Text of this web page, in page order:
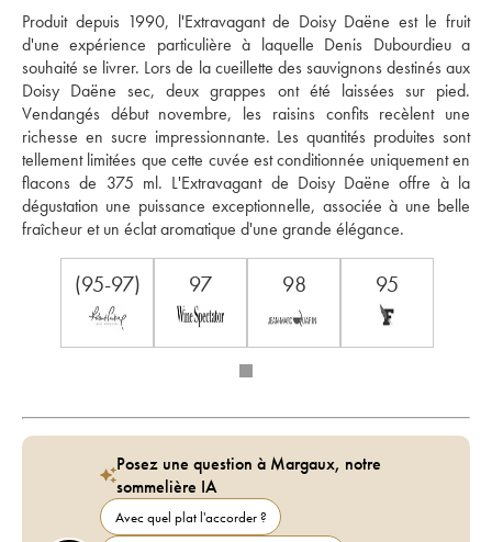
Produit depuis 1990, l'Extravagant de Doisy Daëne est le fruit
d'une expérience particulière à laquelle Denis Dubourdieu a
souhaité se livrer. Lors de la cueillette des sauvignons destinés aux
Doisy Daëne sec, deux grappes ont été laissées sur pied.
Vendangés début novembre, les raisins confits recèlent une
richesse en sucre impressionnante. Les quantités produites sont
tellement limitées que cette cuvée est conditionnée uniquement en
flacons de 375 ml. L'Extravagant de Doisy Daëne offre à la
dégustation une puissance exceptionnelle, associée à une belle
fraîcheur et un éclat aromatique d'une grande élégance.
(95-97) 97 98 95
Posez une question à Margaux, notre
sommelière IA
Avec quel plat l'accorder ?